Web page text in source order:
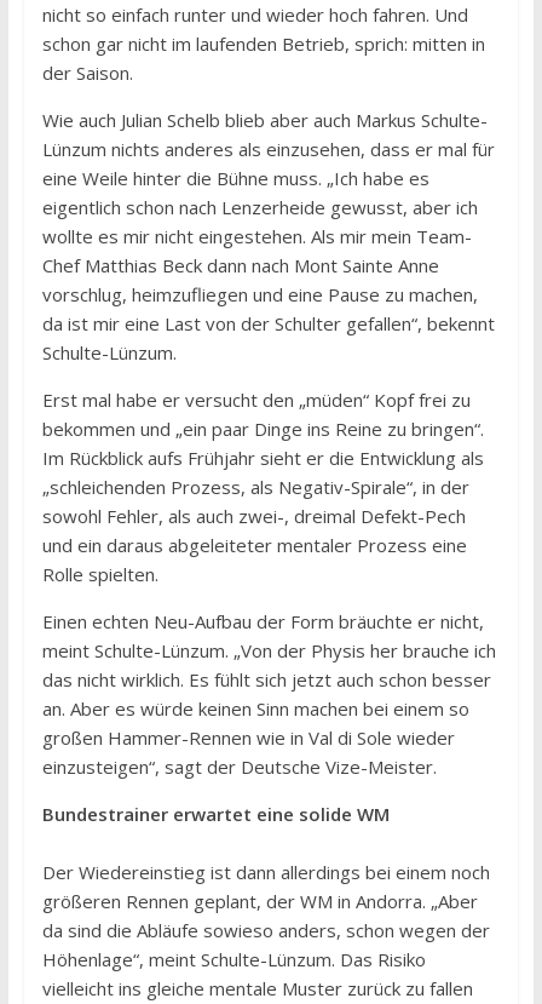
nicht so einfach runter und wieder hoch fahren. Und
schon gar nicht im laufenden Betrieb, sprich: mitten in
der Saison.
Wie auch Julian Schelb blieb aber auch Markus Schulte-
Lünzum nichts anderes als einzusehen, dass er mal für
eine Weile hinter die Bühne muss. „Ich habe es
eigentlich schon nach Lenzerheide gewusst, aber ich
wollte es mir nicht eingestehen. Als mir mein Team-
Chef Matthias Beck dann nach Mont Sainte Anne
vorschlug, heimzufliegen und eine Pause zu machen,
da ist mir eine Last von der Schulter gefallen“, bekennt
Schulte-Lünzum.
Erst mal habe er versucht den „müden“ Kopf frei zu
bekommen und „ein paar Dinge ins Reine zu bringen“.
Im Rückblick aufs Frühjahr sieht er die Entwicklung als
„schleichenden Prozess, als Negativ-Spirale“, in der
sowohl Fehler, als auch zwei-, dreimal Defekt-Pech
und ein daraus abgeleiteter mentaler Prozess eine
Rolle spielten.
Einen echten Neu-Aufbau der Form bräuchte er nicht,
meint Schulte-Lünzum. „Von der Physis her brauche ich
das nicht wirklich. Es fühlt sich jetzt auch schon besser
an. Aber es würde keinen Sinn machen bei einem so
großen Hammer-Rennen wie in Val di Sole wieder
einzusteigen“, sagt der Deutsche Vize-Meister.
Bundestrainer erwartet eine solide WM
Der Wiedereinstieg ist dann allerdings bei einem noch
größeren Rennen geplant, der WM in Andorra. „Aber
da sind die Abläufe sowieso anders, schon wegen der
Höhenlage“, meint Schulte-Lünzum. Das Risiko
vielleicht ins gleiche mentale Muster zurück zu fallen